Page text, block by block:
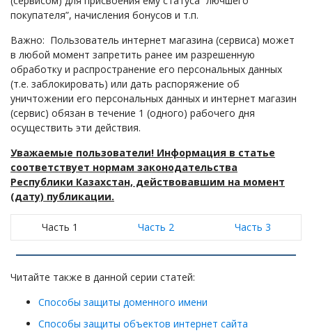
покупателя”, начисления бонусов и т.п.
Важно: Пользователь интернет магазина (сервиса) может
в любой момент запретить ранее им разрешенную
обработку и распространение его персональных данных
(т.е. заблокировать) или дать распоряжение об
уничтожении его персональных данных и интернет магазин
(сервис) обязан в течение 1 (одного) рабочего дня
осуществить эти действия.
Уважаемые пользователи! Информация в статье
соответствует нормам законодательства
Республики Казахстан, действовавшим на момент
(дату) публикации.
Часть 1 Часть 2 Часть 3
Читайте также в данной серии статей:
Способы защиты доменного имени
Способы защиты объектов интернет сайта